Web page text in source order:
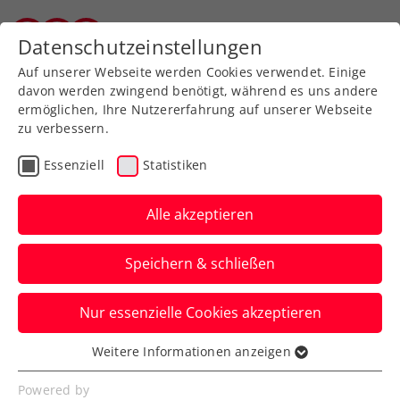
Zurück zur Newsübersicht
Turniere
Ivanovic kommt als
Ehrengast zum Upper
Austria Ladies Linz
Die zweifache Siegerin des WTA-Turniers
in Oberösterreichs Landeshauptstadt im
Interview.
Verfasst von: Presseaussendung / Redaktion, 24.01.2024
Datenschutzeinstellungen
Auf unserer Webseite werden Cookies verwendet. Einige
davon werden zwingend benötigt, während es uns andere
ermöglichen, Ihre Nutzererfahrung auf unserer Webseite
zu verbessern.
Essenziell Statistiken
Alle akzeptieren
Speichern & schließen
Nur essenzielle Cookies akzeptieren
Essenziell
Essenzielle Cookies werden für grundlegende
Weitere Informationen anzeigen
Powered by